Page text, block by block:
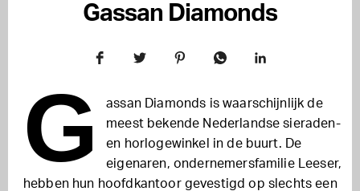
Gassan Diamonds
G
assan Diamonds is waarschijnlijk de
meest bekende Nederlandse sieraden-
en horlogewinkel in de buurt. De
eigenaren, ondernemersfamilie Leeser,
hebben hun hoofdkantoor gevestigd op slechts een